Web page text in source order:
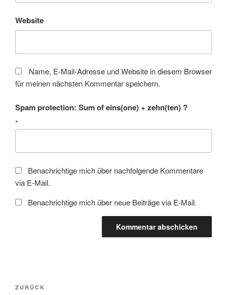
Website
Name, E-Mail-Adresse und Website in diesem Browser
für meinen nächsten Kommentar speichern.
Spam protection: Sum of eins(one) + zehn(ten) ?
*
Benachrichtige mich über nachfolgende Kommentare
via E-Mail.
Benachrichtige mich über neue Beiträge via E-Mail.
Beitragsnavigation
Vorheriger
ZURÜCK